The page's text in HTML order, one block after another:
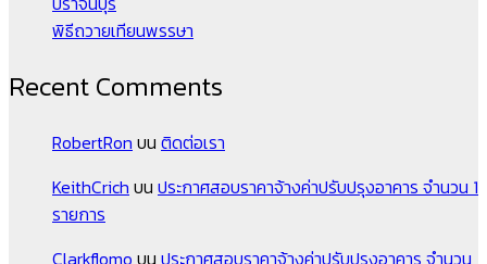
พิธีถวายเทียนพรรษา
Recent Comments
RobertRon บน ติดต่อเรา
KeithCrich บน ประกาศสอบราคาจ้างค่าปรับปรุงอาคาร จำนวน 1
รายการ
Clarkflomo บน ประกาศสอบราคาจ้างค่าปรับปรุงอาคาร จำนวน